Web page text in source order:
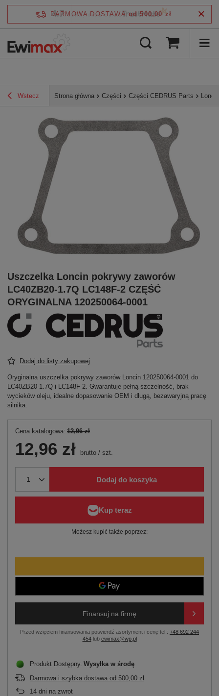
DARMOWA DOSTAWA od 500,00 zł
Wstecz Strona główna Części Części CEDRUS Parts Loncin
Uszczelka Loncin pokrywy zaworów
LC40ZB20-1.7Q LC148F-2 CZĘŚĆ
ORYGINALNA 120250064-0001
Dodaj do listy zakupowej
Oryginalna uszczelka pokrywy zaworów Loncin 120250064-0001 do
LC40ZB20-1.7Q i LC148F-2. Gwarantuje pełną szczelność, brak
wycieków oleju, idealne dopasowanie OEM i długą, bezawaryjną pracę
silnika.
Cena katalogowa: 12,96 zł
12,96 zł brutto / szt.
Dodaj do koszyka
Możesz kupić także poprzez:
Finansuj na firmę
Przed wzięciem finansowania potwierdź asortyment i cenę tel.: +48 692 244
454lub ewimax@wp.pl
Produkt Dostępny Wysyłka w środę
Darmowa i szybka dostawa od 500,00 zł
14 dni na zwrot
4.7/5 zweryfikowane przez